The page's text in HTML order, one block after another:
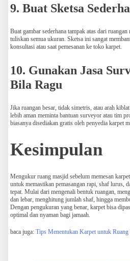
9. Buat Sketsa
Buat gambar sederhana tampak atas dari ruangan
tuliskan semua ukuran. Sketsa ini sangat
konsultasi atau saat pemesanan ke toko karpet.
10. Gunakan Jasa
Bila Ragu
Jika ruangan besar, tidak simetris, atau arah
lebih aman meminta bantuan surveyor atau tim
biasanya disediakan gratis oleh penyedia karpet
Kesimpulan
Mengukur ruang masjid sebelum memesan
untuk memastikan pemasangan rapi, shaf lurus,
tepat. Mulai dari mengenali bentuk ruangan,
dan lebar, menghitung jumlah shaf, hingga
Dengan pengukuran yang benar, karpet bisa
optimal dan nyaman bagi jamaah.
baca juga: Tips Menentukan Karpet untuk Ruang